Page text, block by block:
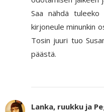
Saa nähdä
kirjoneule minunkin
Tosin juuri tuo
päästä.
Lanka, ruukku ja